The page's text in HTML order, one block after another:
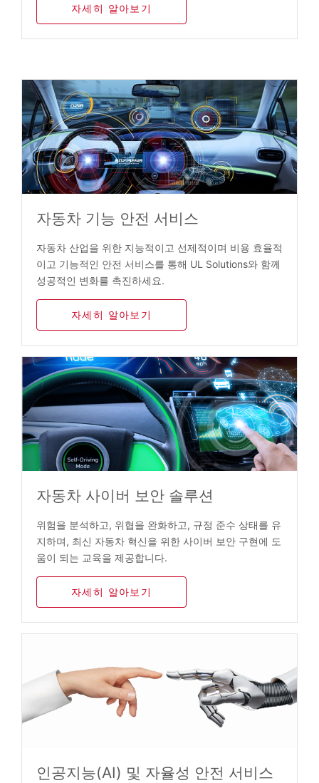
자세히 알아보기
자동차 기능 안전 서비스
자동차 산업을 위한 지능적이고 선제적이며 비용 효율적
이고 기능적인 안전 서비스를 통해 UL Solutions와 함께
성공적인 변화를 촉진하세요.
자세히 알아보기
자동차 사이버 보안 솔루션
위험을 분석하고, 위협을 완화하고, 규정 준수 상태를 유
지하며, 최신 자동차 혁신을 위한 사이버 보안 구현에 도
움이 되는 교육을 제공합니다.
자세히 알아보기
인공지능(AI) 및 자율성 안전 서비스